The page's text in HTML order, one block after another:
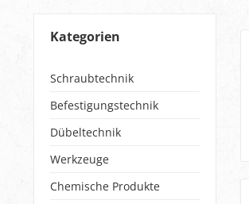
Kategorien
Schraubtechnik
Befestigungstechnik
Dübeltechnik
Werkzeuge
Chemische Produkte